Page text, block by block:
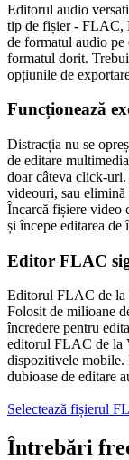
Editorul audio
tip de fișier - FLAC,
de formatul audio pe
formatul dorit.
opțiunile de
Funcționează
Distracția nu se
de editare
doar câteva click-
videouri, sau
Încarcă fișiere video
și începe editarea de
Editor FLAC
Editorul FLAC de la
Folosit de milioane
încredere pentru
editorul FLAC de la
dispozitivele mobile.
dubioase de editare
Selectează fișierul
Întrebări